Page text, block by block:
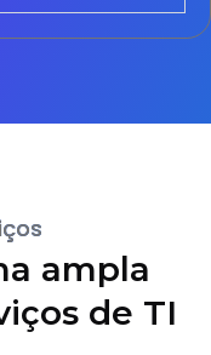
ampla
de TI